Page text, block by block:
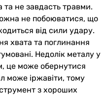
та не завдасть травми.
не побоюватися, що
від сили удару.
хвата та поглинання
Недолік металу у
це може обернутися
може іржавіти, тому
з хороших